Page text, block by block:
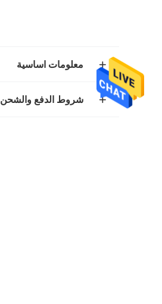
معلومات اساسية
شروط الدفع والشحن